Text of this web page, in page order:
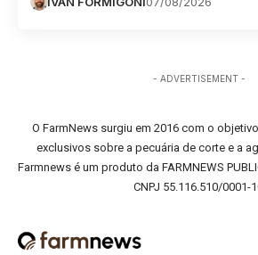
- ADVERTISEMENT -
O FarmNews surgiu em 2016 com o
exclusivos sobre a pecuária de corte e a
Farmnews é um produto da FARMNEWS
CNPJ 55.116.510/0001-